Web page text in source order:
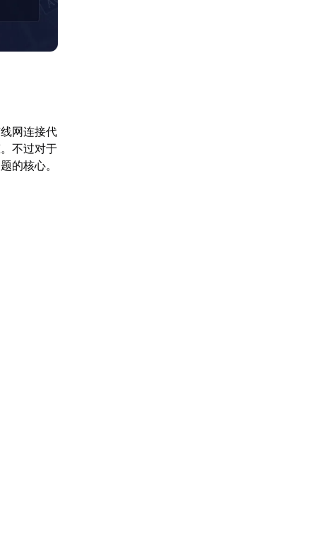
网连接代
不过对于
的核心。